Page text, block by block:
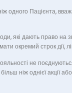
одного Пацієнта,
які дають право на
окремий строк дії,
не
ніж однієї акції